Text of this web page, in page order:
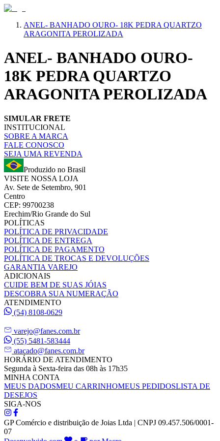
ANEL- BANHADO OURO- 18K PEDRA QUARTZO
ARAGONITA PEROLIZADA
ANEL- BANHADO OURO-
18K PEDRA QUARTZO
ARAGONITA PEROLIZADA
SIMULAR FRETE
INSTITUCIONAL
SOBRE A MARCA
FALE CONOSCO
SEJA UMA REVENDA
Produzido no Brasil
VISITE NOSSA LOJA
Av. Sete de Setembro, 901
Centro
CEP: 99700238
Erechim/Rio Grande do Sul
POLÍTICAS
POLÍTICA DE PRIVACIDADE
POLÍTICA DE ENTREGA
POLÍTICA DE PAGAMENTO
POLÍTICA DE TROCAS E DEVOLUÇÕES
GARANTIA VAREJO
ADICIONAIS
CUIDE BEM DE SUAS JÓIAS
DESCOBRA SUA NUMERAÇÃO
ATENDIMENTO
(54) 8108-0629
varejo@fanes.com.br
(55) 5481-583444
atacado@fanes.com.br
HORÁRIO DE ATENDIMENTO
Segunda à Sexta-feira das 08h às 17h35
MINHA CONTA
MEUS DADOSMEU CARRINHOMEUS PEDIDOSLISTA DE
DESEJOS
SIGA-NOS
GP Comércio e distribuição de Joias Ltda | CNPJ 09.457.506/0001-
07